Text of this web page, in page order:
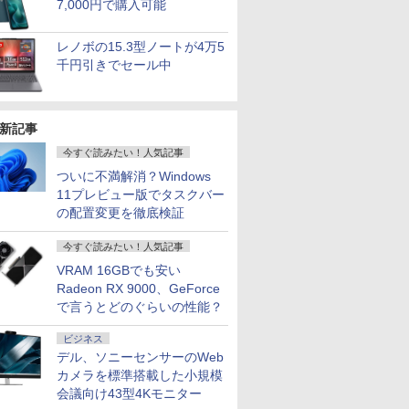
7,000円で購入可能
レノボの15.3型ノートが4万5
千円引きでセール中
記事
今すぐ読みたい！人気記事
ついに不満解消？Windows
11プレビュー版でタスクバー
の配置変更を徹底検証
今すぐ読みたい！人気記事
VRAM 16GBでも安い
Radeon RX 9000、GeForce
で言うとどのぐらいの性能？
ビジネス
デル、ソニーセンサーのWeb
カメラを標準搭載した小規模
会議向け43型4Kモニター